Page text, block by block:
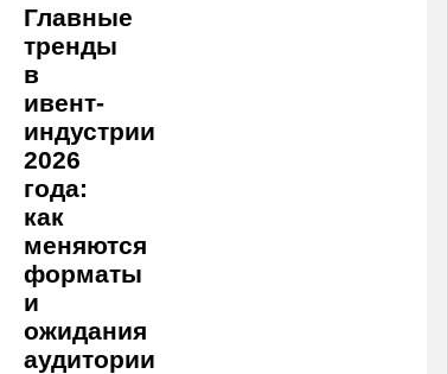
Главные
тренды
в
ивент-
индустрии
2026
года:
как
меняются
форматы
и
ожидания
аудитории